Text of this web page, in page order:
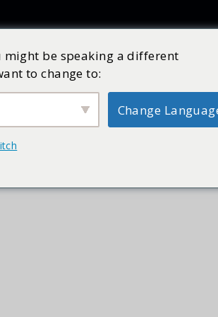
InspiratieCatalogusServiceShop
might be speaking a different
to change to:
Change